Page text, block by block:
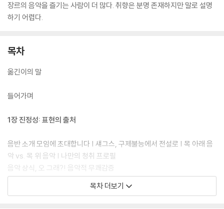
장르의 음악을 즐기는 사람이 더 많다. 취향은 분명 존재하지만 말로 설명
하기 어렵다.
목차
옮긴이의 말
들어가며
1장 진정성: 표현의 출처
음반 소개 모임에 초대합니다 | 섀그스, 구제불능에서 전설로 | 목 아래 음
악 vs. 목 위 음악 | 나만의 청취 프로필
음악 상식, 오 그래?! 음악적 무쾌감증
목차 더보기